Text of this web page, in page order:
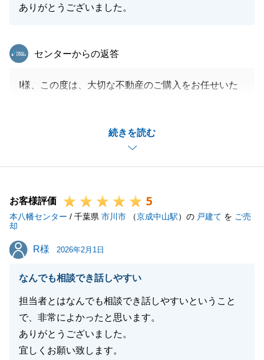
ありがとうございました。
続きを読む
東急リバブル
センターからの返答
I様、この度は、大切な不動産のご購入をお任せいた
よう常に気を付けておりましたので、評価をいただけ
てとてもありがたいお言葉でございます。
また何か不動産のことについてお困りごとがございま
お客様評価 5
本八幡センター / 千葉県 市川市 （京成中山駅）の 戸建て を ご売
却
R様
R様 2026年2月1日
なんでも相談でき話しやすい
担当者とはなんでも相談でき話しやすいということ
で、非常によかったと思います。
ありがとうございました。
宜しくお願い致します。